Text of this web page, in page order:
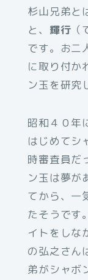
杉山兄弟と
と、 輝行
です。お二
に取り付か
ン玉を研究
昭和４０年
はじめてシ
時審査員だ
ン玉は夢が
てから、一
たそうです
イトをしな
の弘之さん
弟がシャボ